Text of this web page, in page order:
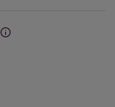
Visa
info